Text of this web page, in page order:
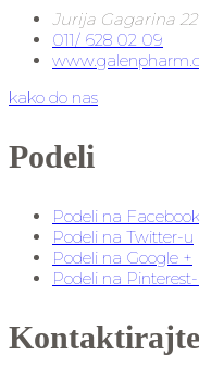
Jurija Gagarina
011/ 628 02 09
kako do nas
Podeli
Podeli na
Podeli na Twitter-u
Podeli na Google +
Podeli na